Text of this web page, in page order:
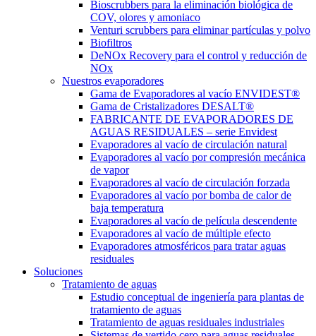
Bioscrubbers para la eliminación biológica de
COV, olores y amoniaco
Venturi scrubbers para eliminar partículas y polvo
Biofiltros
DeNOx Recovery para el control y reducción de
NOx
Nuestros evaporadores
Gama de Evaporadores al vacío ENVIDEST®
Gama de Cristalizadores DESALT®
FABRICANTE DE EVAPORADORES DE
AGUAS RESIDUALES – serie Envidest
Evaporadores al vacío de circulación natural
Evaporadores al vacío por compresión mecánica
de vapor
Evaporadores al vacío de circulación forzada
Evaporadores al vacío por bomba de calor de
baja temperatura
Evaporadores al vacío de película descendente
Evaporadores al vacío de múltiple efecto
Evaporadores atmosféricos para tratar aguas
residuales
Soluciones
Tratamiento de aguas
Estudio conceptual de ingeniería para plantas de
tratamiento de aguas
Tratamiento de aguas residuales industriales